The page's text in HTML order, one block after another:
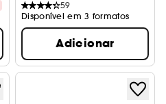
59
Disponível em 3 formatos
Adicionar